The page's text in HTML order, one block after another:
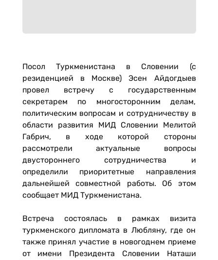
Посол Туркменистана в Словении (с
резиденцией в Москве) Эсен Айдогдыев
провел встречу с государственным
секретарем по многосторонним делам,
политическим вопросам и сотрудничеству в
области развития МИД Словении Мелитой
Габрич, в ходе которой стороны
рассмотрели актуальные вопросы
двустороннего сотрудничества и
определили приоритетные направления
дальнейшей совместной работы. Об этом
сообщает МИД Туркменистана.
Встреча состоялась в рамках визита
туркменского дипломата в Любляну, где он
также принял участие в новогоднем приеме
от имени Президента Словении Наташи